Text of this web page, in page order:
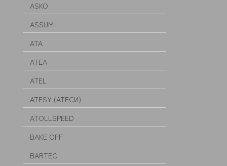
ASKO
ASSUM
ATA
ATEA
ATEL
ATESY (АТЕСИ)
ATOLLSPEED
BAKE OFF
BARTEC